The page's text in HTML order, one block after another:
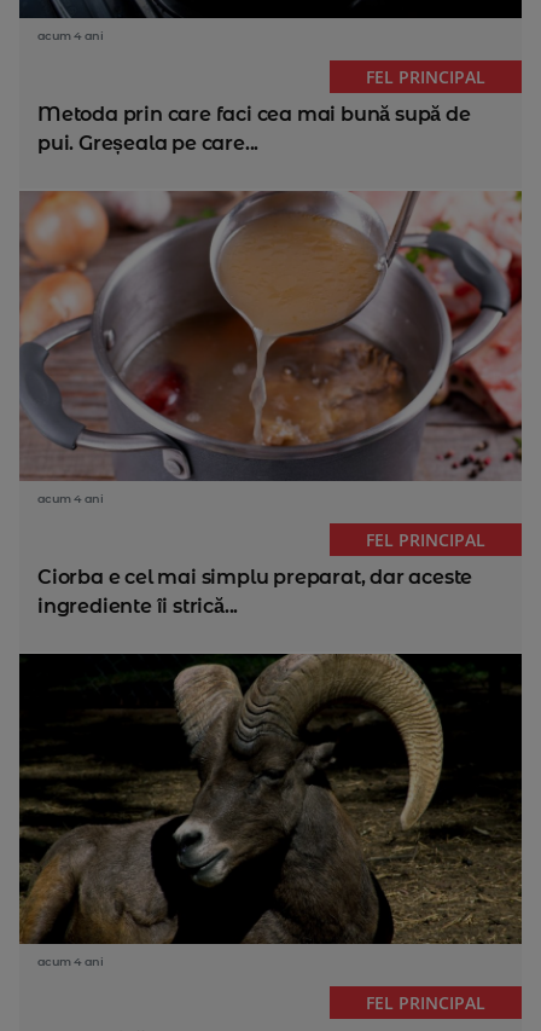
acum 4 ani
FEL PRINCIPAL
Metoda prin care faci cea mai bună supă de
pui. Greșeala pe care...
acum 4 ani
FEL PRINCIPAL
Ciorba e cel mai simplu preparat, dar aceste
ingrediente îi strică...
acum 4 ani
FEL PRINCIPAL